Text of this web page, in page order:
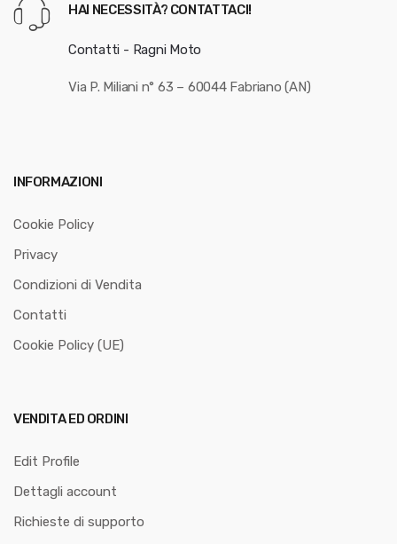
HAI NECESSITÀ? CONTATTACI!
Contatti - Ragni Moto
Via P. Miliani n° 63 – 60044 Fabriano (AN)
INFORMAZIONI
Cookie Policy
Privacy
Condizioni di Vendita
Contatti
Cookie Policy (UE)
VENDITA ED ORDINI
Edit Profile
Dettagli account
Richieste di supporto